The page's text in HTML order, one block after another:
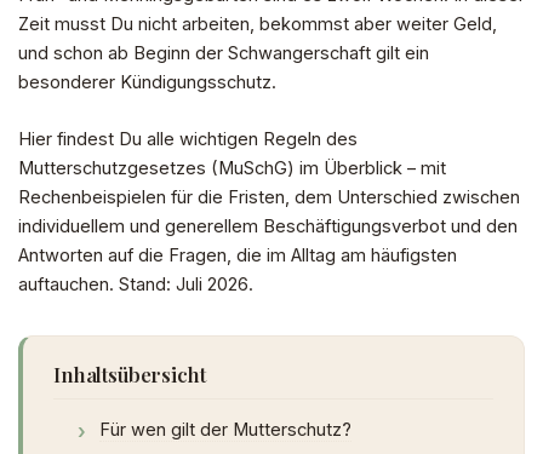
Zeit musst Du nicht arbeiten, bekommst aber weiter Geld,
und schon ab Beginn der Schwangerschaft gilt ein
besonderer Kündigungsschutz.
Hier findest Du alle wichtigen Regeln des
Mutterschutzgesetzes (MuSchG) im Überblick – mit
Rechenbeispielen für die Fristen, dem Unterschied zwischen
individuellem und generellem Beschäftigungsverbot und den
Antworten auf die Fragen, die im Alltag am häufigsten
auftauchen. Stand: Juli 2026.
Inhaltsübersicht
Für wen gilt der Mutterschutz?